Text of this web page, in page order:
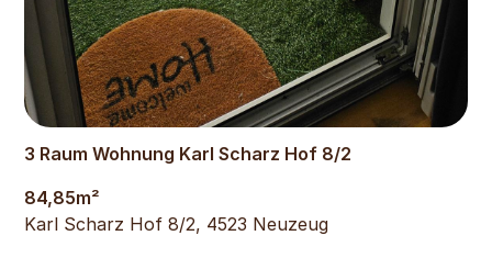
945€
3 Raum Wohnung Karl Scharz Hof 8/2
84,85m²
Karl Scharz Hof 8/2, 4523 Neuzeug